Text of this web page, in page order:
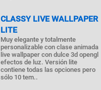
CLASSY LIVE WALLPAPER
LITE
Muy elegante y totalmente
personalizable con clase animada
live wallpaper con dulce 3d opengl
efectos de luz. Versión lite
contiene todas las opciones pero
sólo 10 tem..